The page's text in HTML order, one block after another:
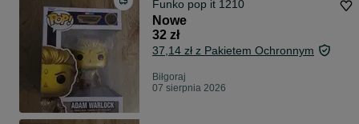
Funko pop it 1210
Nowe
32 zł
37,14 zł z Pakietem Ochronnym
Biłgoraj
07 sierpnia 2026